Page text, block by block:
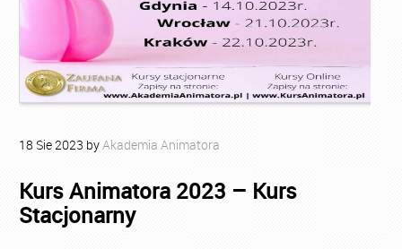
18 Sie2023 byAkademia Animatora
Kurs Animatora 2023 – Kurs
Stacjonarny